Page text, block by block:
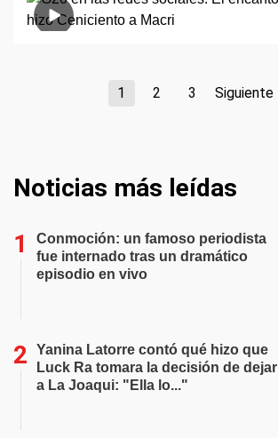
1 2 3 Siguiente
Noticias más leídas
Conmoción: un famoso periodista
fue internado tras un dramático
episodio en vivo
Yanina Latorre contó qué hizo que
Luck Ra tomara la decisión de dejar
a La Joaqui: "Ella lo..."